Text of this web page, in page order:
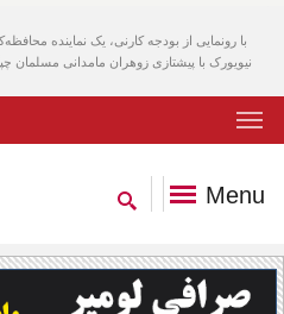
با رونمایی از بودجه کارنی، یک نماینده
Menu